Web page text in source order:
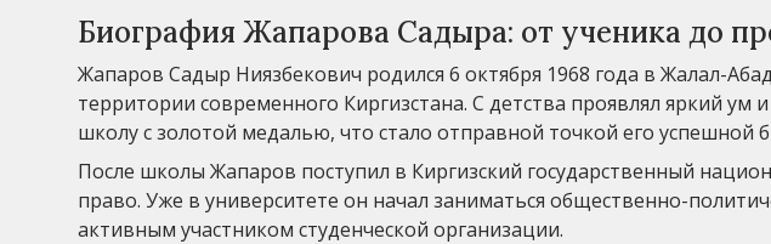
Биография Жапарова Садыра: от ученика до
Жапаров Садыр Ниязбекович родился 6 октября 1968 года в Жалал-
территории современного Киргизстана. С детства проявлял яркий ум
школу с золотой медалью, что стало отправной точкой его успешной
После школы Жапаров поступил в Киргизский государственный
право. Уже в университете он начал заниматься общественно-
активным участником студенческой организации.